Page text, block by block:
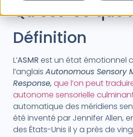
Qu’est-ce que
Définition
L’ASMR est un état émotionnel
l’anglais Autonomous Sensory
Response, que l’on peut
autonome sensorielle
automatique des méridiens
été inventé par Jennifer Allen,
des États-Unis il y a près de